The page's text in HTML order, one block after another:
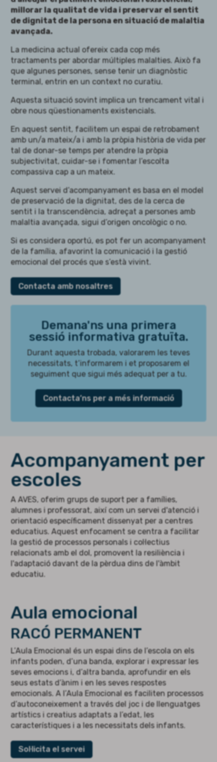
millorar la qualitat de vida i preservar el sentit
de dignitat de la persona en situació de malaltia
avançada.
La medicina actual ofereix cada cop més
tractaments per abordar múltiples malalties. Això fa
que algunes persones, sense tenir un diagnòstic
terminal, entrin en un context no curatiu.
Aquesta situació sovint implica un trencament vital i
obre nous qüestionaments existencials.
En aquest sentit, facilitem un espai de retrobament
amb un/a mateix/a i amb la pròpia història de vida per
tal de donar-se temps per atendre la pròpia
subjectivitat, cuidar-se i fomentar l’escolta
compassiva cap a un mateix.
Aquest servei d’acompanyament es basa en el model
de preservació de la dignitat, des de la cerca de
sentit i la transcendència, adreçat a persones amb
malaltia avançada, sigui d’origen oncològic o no.
Si es considera oportú, es pot fer un acompanyament
de la família, afavorint la comunicació i la gestió
emocional del procés que s’està vivint.
Contacta amb nosaltres
Demana'ns una primera
sessió informativa gratuïta.
Durant aquesta trobada, valorarem les teves
necessitats, t’informarem i et proposarem el
seguiment que sigui més adequat per a tu.
Contacta’ns per a més informació
Acompanyament per
escoles
A AVES, oferim grups de suport per a famílies,
alumnes i professorat, així com un servei d'atenció i
orientació específicament dissenyat per a centres
educatius. Aquest enfocament se centra a facilitar
la gestió de processos personals i col·lectius
relacionats amb el dol, promovent la resiliència i
l'adaptació davant de la pèrdua dins de l'àmbit
educatiu.
Aula emocional
RACÓ PERMANENT
L’Aula Emocional és un espai dins de l’escola on els
infants poden, d’una banda, explorar i expressar les
seves emocions i, d’altra banda, aprofundir en els
seus estats d’ànim i en les seves respostes
emocionals. A l’Aula Emocional es faciliten processos
d’autoconeixement a través del joc i de llenguatges
artístics i creatius adaptats a l’edat, les
característiques i a les necessitats dels infants.
Sol·licita el servei